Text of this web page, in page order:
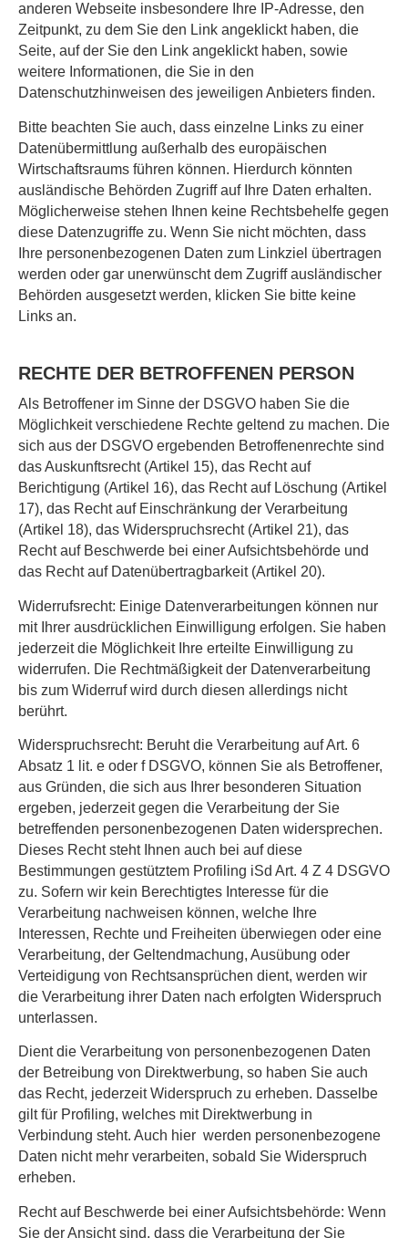
anderen Webseite insbesondere Ihre IP-Adresse, den
Zeitpunkt, zu dem Sie den Link angeklickt haben, die
Seite, auf der Sie den Link angeklickt haben, sowie
weitere Informationen, die Sie in den
Datenschutzhinweisen des jeweiligen Anbieters finden.
Bitte beachten Sie auch, dass einzelne Links zu einer
Datenübermittlung außerhalb des europäischen
Wirtschaftsraums führen können. Hierdurch könnten
ausländische Behörden Zugriff auf Ihre Daten erhalten.
Möglicherweise stehen Ihnen keine Rechtsbehelfe gegen
diese Datenzugriffe zu. Wenn Sie nicht möchten, dass
Ihre personenbezogenen Daten zum Linkziel übertragen
werden oder gar unerwünscht dem Zugriff ausländischer
Behörden ausgesetzt werden, klicken Sie bitte keine
Links an.
RECHTE DER BETROFFENEN PERSON
Als Betroffener im Sinne der DSGVO haben Sie die
Möglichkeit verschiedene Rechte geltend zu machen. Die
sich aus der DSGVO ergebenden Betroffenenrechte sind
das Auskunftsrecht (Artikel 15), das Recht auf
Berichtigung (Artikel 16), das Recht auf Löschung (Artikel
17), das Recht auf Einschränkung der Verarbeitung
(Artikel 18), das Widerspruchsrecht (Artikel 21), das
Recht auf Beschwerde bei einer Aufsichtsbehörde und
das Recht auf Datenübertragbarkeit (Artikel 20).
Widerrufsrecht: Einige Datenverarbeitungen können nur
mit Ihrer ausdrücklichen Einwilligung erfolgen. Sie haben
jederzeit die Möglichkeit Ihre erteilte Einwilligung zu
widerrufen. Die Rechtmäßigkeit der Datenverarbeitung
bis zum Widerruf wird durch diesen allerdings nicht
berührt.
Widerspruchsrecht: Beruht die Verarbeitung auf Art. 6
Absatz 1 lit. e oder f DSGVO, können Sie als Betroffener,
aus Gründen, die sich aus Ihrer besonderen Situation
ergeben, jederzeit gegen die Verarbeitung der Sie
betreffenden personenbezogenen Daten widersprechen.
Dieses Recht steht Ihnen auch bei auf diese
Bestimmungen gestütztem Profiling iSd Art. 4 Z 4 DSGVO
zu. Sofern wir kein Berechtigtes Interesse für die
Verarbeitung nachweisen können, welche Ihre
Interessen, Rechte und Freiheiten überwiegen oder eine
Verarbeitung, der Geltendmachung, Ausübung oder
Verteidigung von Rechtsansprüchen dient, werden wir
die Verarbeitung ihrer Daten nach erfolgten Widerspruch
unterlassen.
Dient die Verarbeitung von personenbezogenen Daten
der Betreibung von Direktwerbung, so haben Sie auch
das Recht, jederzeit Widerspruch zu erheben. Dasselbe
gilt für Profiling, welches mit Direktwerbung in
Verbindung steht. Auch hier werden personenbezogene
Daten nicht mehr verarbeiten, sobald Sie Widerspruch
erheben.
Recht auf Beschwerde bei einer Aufsichtsbehörde: Wenn
Sie der Ansicht sind, dass die Verarbeitung der Sie